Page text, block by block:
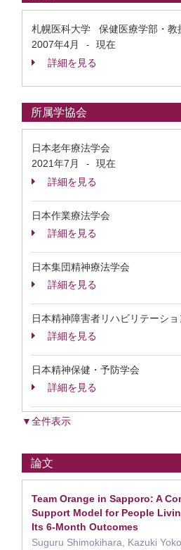
札幌医科大学 保健医療学部・教
2007年4月
-
現在
詳細を見る
所属学協会
日本老年療法学会
2021年7月
-
現在
詳細を見る
日本作業療法学会
詳細を見る
日本集団精神療法学会
詳細を見る
日本精神障害者リハビリテーショ
詳細を見る
日本精神保健・予防学会
詳細を見る
▼全件表示
論文
Team Orange in Sapporo: A
Support Model for People
Its 6‐Month Outcomes
Suguru Shimokihara, Kazuki